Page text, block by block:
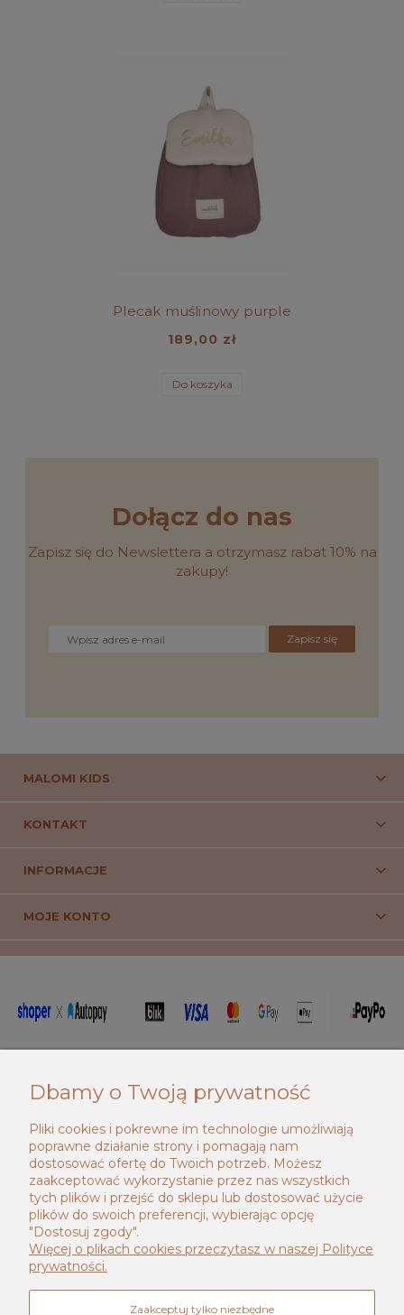
Plecak muślinowy purple
189,00 zł
Do koszyka
Dołącz do nas
Zapisz się do Newslettera a otrzymasz rabat 10% na
zakupy!
Zapisz się
MALOMI KIDS
KONTAKT
INFORMACJE
MOJE KONTO
Dbamy o Twoją prywatność
Pliki cookies i pokrewne im technologie umożliwiają
poprawne działanie strony i pomagają nam
dostosować ofertę do Twoich potrzeb. Możesz
zaakceptować wykorzystanie przez nas wszystkich
tych plików i przejść do sklepu lub dostosować użycie
plików do swoich preferencji, wybierając opcję
"Dostosuj zgody".
Więcej o plikach cookies przeczytasz w naszej Polityce
prywatności.
Zaakceptuj tylko niezbędne